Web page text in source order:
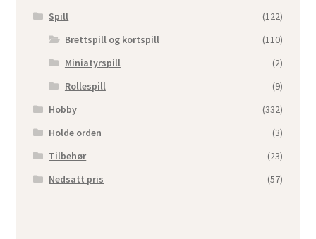
Spill
(122)
Brettspill og kortspill
(110)
Miniatyrspill
(2)
Rollespill
(9)
Hobby
(332)
Holde orden
(3)
Tilbehør
(23)
Nedsatt pris
(57)